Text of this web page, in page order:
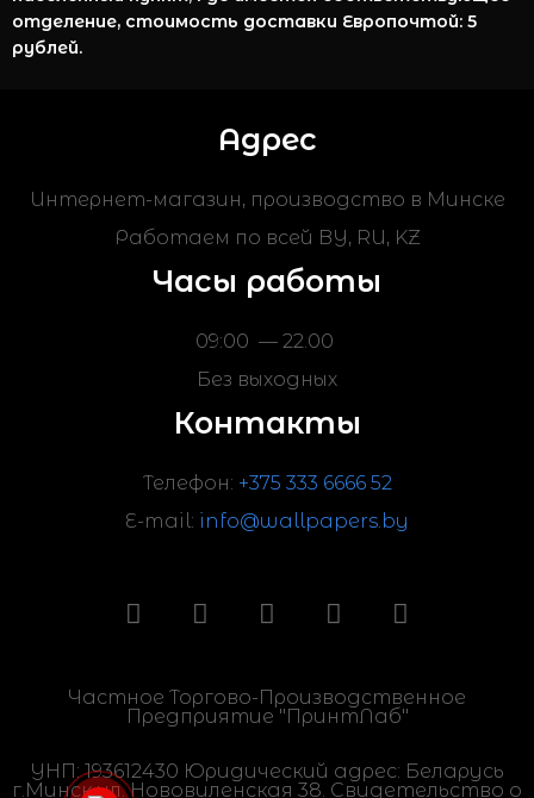
отделение, стоимость доставки Европочтой: 5
рублей.
Адрес
Интернет-магазин, производство в Минске
Работаем по всей BY, RU, KZ
Часы работы
09:00 — 22.00
Без выходных
Контакты
Телефон: +375 333 6666 52
E-mail: info@wallpapers.by
Частное Торгово-Производственное
Предприятие "ПринтЛаб"
УНП: 193612430 Юридический адрес: Беларусь
г.Минск ул. Нововиленская 38. Свидетельство о